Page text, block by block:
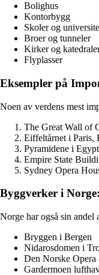
Bolighus
Kontorbygg
Skoler og
Broer og tunneler
Kirker og
Flyplasser
Eksempler på
Noen av verdens mest
The Great Wall of
Eiffeltårnet i Paris,
Pyramidene i Egypt
Empire State
Sydney Opera
Byggverker i Norge:
Norge har også sin andel
Bryggen i Bergen
Nidarosdomen i
Den Norske
Gardermoen